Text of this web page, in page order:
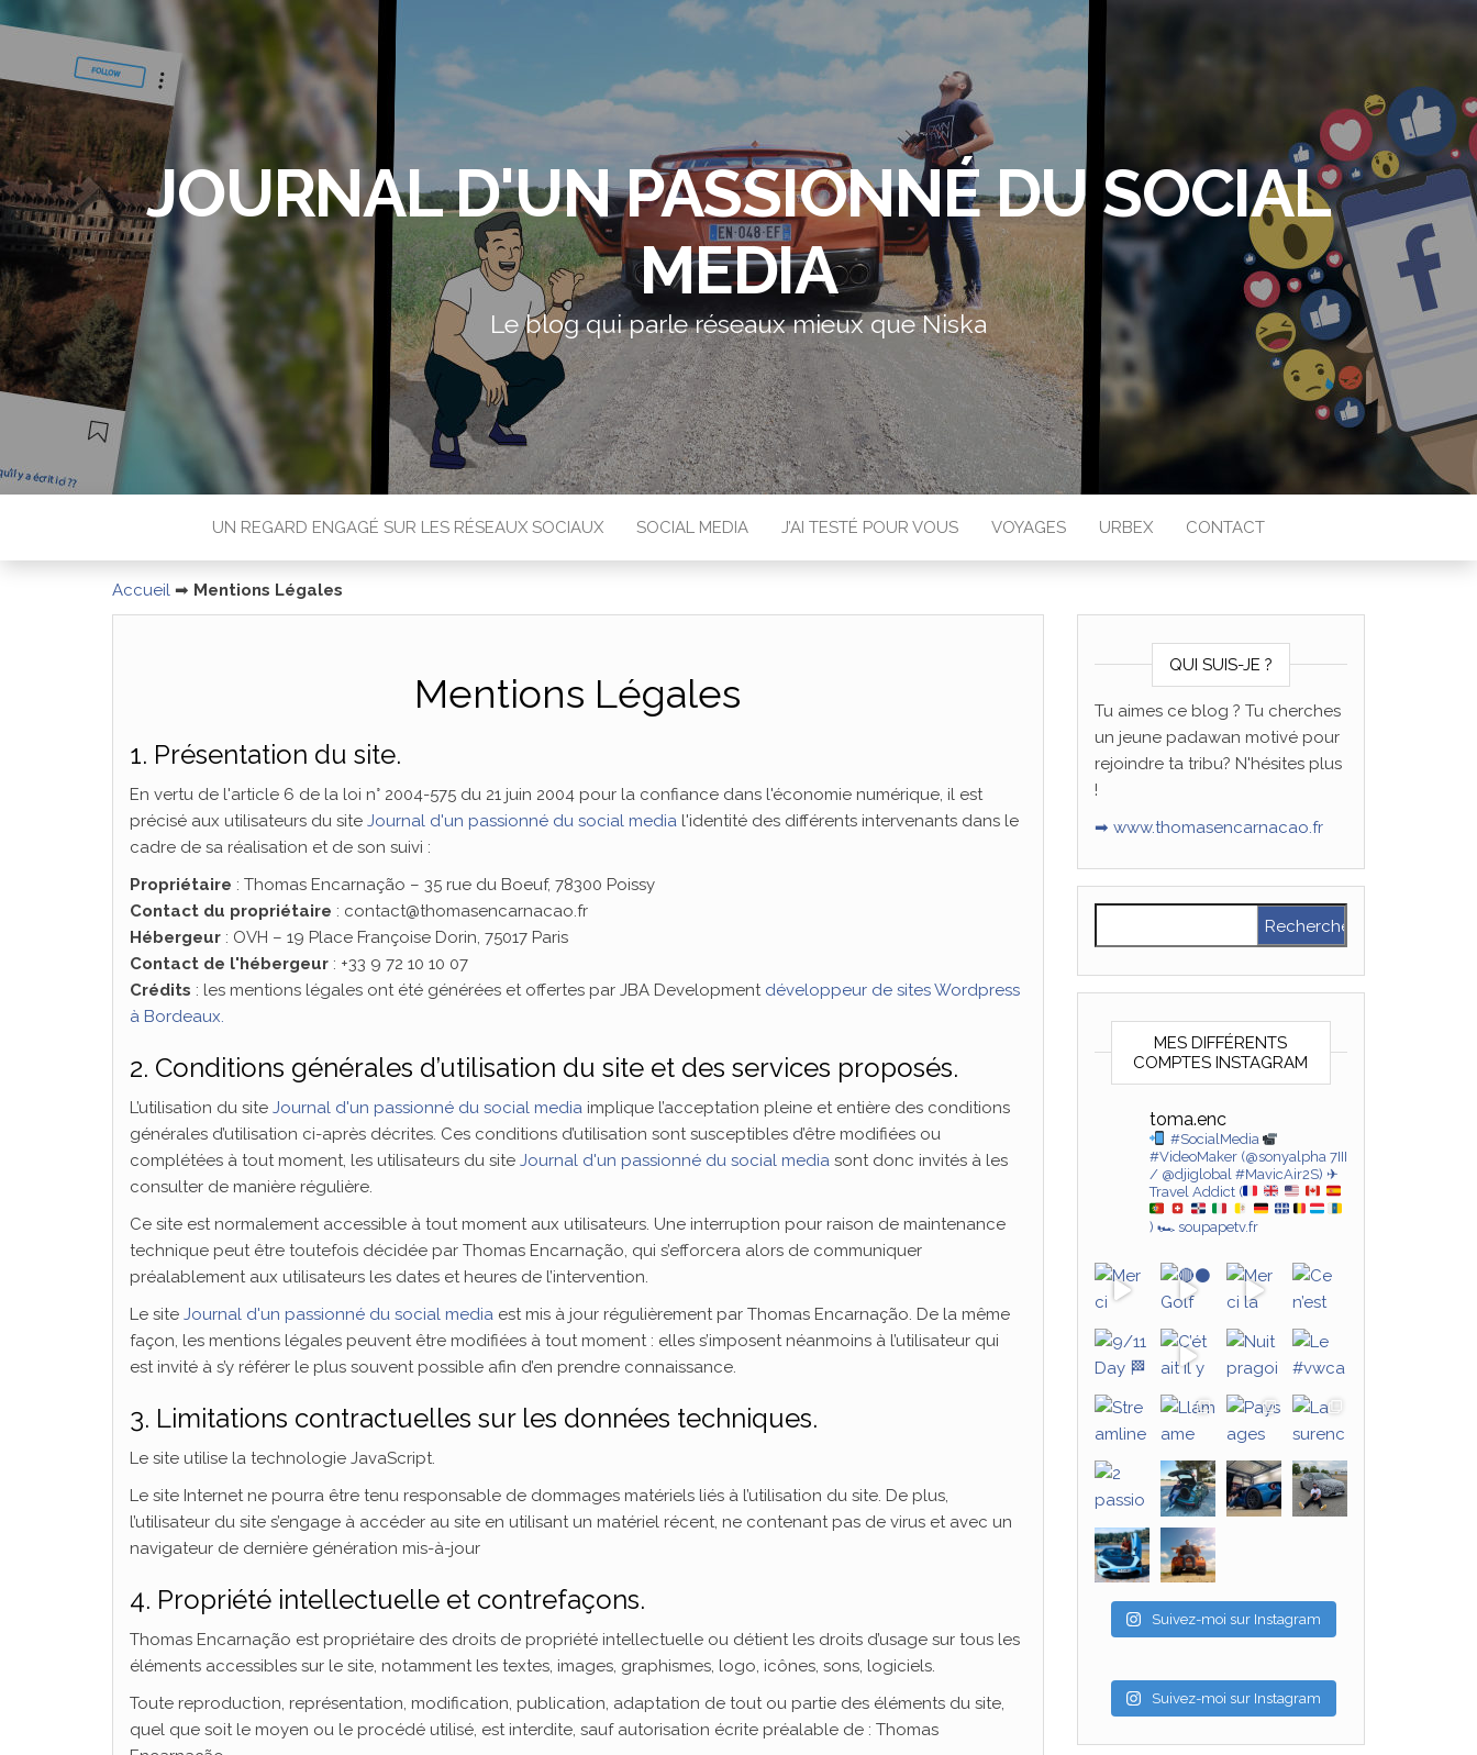
JOURNAL D'UN PASSIONNÉ DU SOCIAL
MEDIA
Le blog qui parle réseaux mieux que Niska
UN REGARD ENGAGÉ SUR LES RÉSEAUX SOCIAUX SOCIAL MEDIA J’AI TESTÉ POUR VOUS VOYAGES URBEX CONTACT
Accueil ➡ Mentions Légales
Mentions Légales
1. Présentation du site.
En vertu de l'article 6 de la loi n° 2004-575 du 21 juin 2004 pour la confiance dans l'économie numérique, il est
précisé aux utilisateurs du site Journal d'un passionné du social media l'identité des différents intervenants dans le
cadre de sa réalisation et de son suivi :
Propriétaire : Thomas Encarnação – 35 rue du Boeuf, 78300 Poissy
Contact du propriétaire : contact@thomasencarnacao.fr
Hébergeur : OVH – 19 Place Françoise Dorin, 75017 Paris
Contact de l'hébergeur : +33 9 72 10 10 07
Crédits : les mentions légales ont été générées et offertes par JBA Development développeur de sites Wordpress
à Bordeaux.
2. Conditions générales d’utilisation du site et des services proposés.
L’utilisation du site Journal d'un passionné du social media implique l’acceptation pleine et entière des conditions
générales d’utilisation ci-après décrites. Ces conditions d’utilisation sont susceptibles d’être modifiées ou
complétées à tout moment, les utilisateurs du site Journal d'un passionné du social media sont donc invités à les
consulter de manière régulière.
Ce site est normalement accessible à tout moment aux utilisateurs. Une interruption pour raison de maintenance
technique peut être toutefois décidée par Thomas Encarnação, qui s’efforcera alors de communiquer
préalablement aux utilisateurs les dates et heures de l’intervention.
Le site Journal d'un passionné du social media est mis à jour régulièrement par Thomas Encarnação. De la même
façon, les mentions légales peuvent être modifiées à tout moment : elles s’imposent néanmoins à l’utilisateur qui
est invité à s’y référer le plus souvent possible afin d’en prendre connaissance.
3. Limitations contractuelles sur les données techniques.
Le site utilise la technologie JavaScript.
Le site Internet ne pourra être tenu responsable de dommages matériels liés à l’utilisation du site. De plus,
l’utilisateur du site s’engage à accéder au site en utilisant un matériel récent, ne contenant pas de virus et avec un
navigateur de dernière génération mis-à-jour
4. Propriété intellectuelle et contrefaçons.
Thomas Encarnação est propriétaire des droits de propriété intellectuelle ou détient les droits d’usage sur tous les
éléments accessibles sur le site, notamment les textes, images, graphismes, logo, icônes, sons, logiciels.
Toute reproduction, représentation, modification, publication, adaptation de tout ou partie des éléments du site,
quel que soit le moyen ou le procédé utilisé, est interdite, sauf autorisation écrite préalable de : Thomas
QUI SUIS-JE ?
Tu aimes ce blog ? Tu cherches
un jeune padawan motivé pour
rejoindre ta tribu? N'hésites plus
!
➡ www.thomasencarnacao.fr
MES DIFFÉRENTS
COMPTES INSTAGRAM
toma.enc
#SocialMedia
#VideoMaker (@sonyalpha 7III
/ @djiglobal #MavicAir2S) ✈
Travel Addict (
) 🏎 soupapetv.fr
Suivez-moi sur Instagram
Suivez-moi sur Instagram